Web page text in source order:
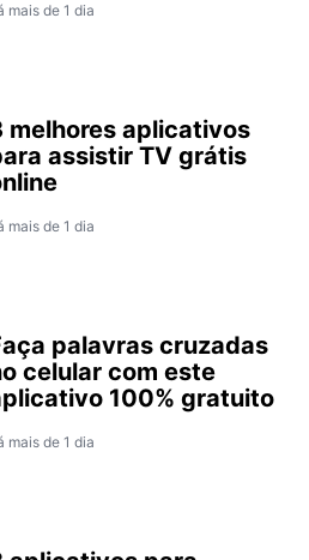
mais de 1 dia
melhores aplicativos
assistir TV grátis
mais de 1 dia
palavras cruzadas
celular com este
100% gratuito
mais de 1 dia